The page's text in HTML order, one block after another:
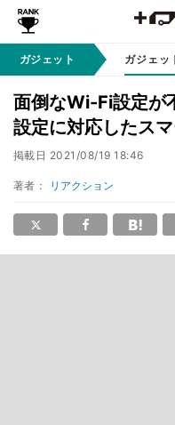
ガジェット ガジェッ
面倒なWi-Fi設定が
設定に対応したス
掲載日 2021/08/19 18:46
著者： リアクション